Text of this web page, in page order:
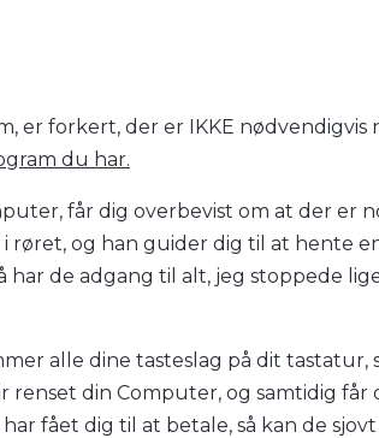
er forkert, der er IKKE nødvendigvis
du har.
får dig overbevist om at der er
og han guider dig til at hente en
de adgang til alt, jeg stoppede
alle dine tasteslag på dit tastatur,
din Computer, og samtidig får
fået dig til at betale, så kan de sjovt